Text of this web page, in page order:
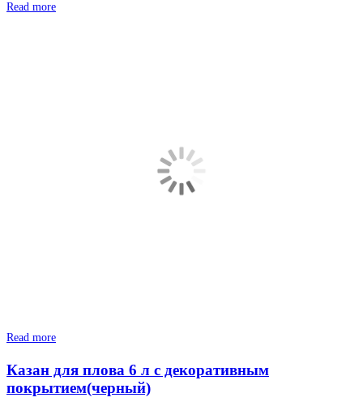
Read more
Read more
Казан для плова 6 л с декоративным
покрытием(черный)